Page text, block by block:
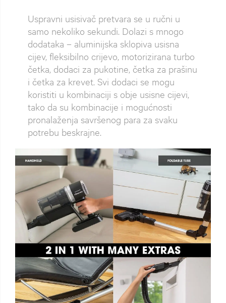
Uspravni usisivač pretvara se u ručni u
samo nekoliko sekundi. Dolazi s mnogo
dodataka – aluminijska sklopiva usisna
cijev, fleksibilno crijevo, motorizirana turbo
četka, dodaci za pukotine, četka za prašinu
i četka za krevet. Svi dodaci se mogu
koristiti u kombinaciji s obje usisne cijevi,
tako da su kombinacije i mogućnosti
pronalaženja savršenog para za svaku
potrebu beskrajne.